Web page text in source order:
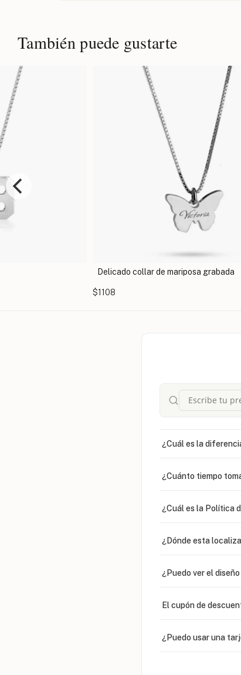
También puede gustarte
Delicado collar de mariposa grabada
$1108
¿Cuál es la
¿Cuánto tiempo
¿Cuál es la Política
¿Dónde esta
¿Puedo ver el
El cupón de
¿Puedo usar una